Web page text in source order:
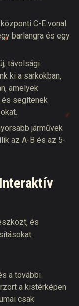
C-E vonal
barlangra és egy
távolsági
ki a sarkokban,
amelyek
segítenek
járművek
az A-B és az 5-
és
a további
a kistérképen
csak